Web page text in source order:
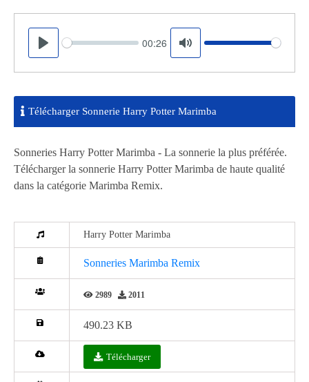
Play
Seek 00:26
Mute
Volume
Télécharger Sonnerie Harry Potter Marimba
Sonneries Harry Potter Marimba - La sonnerie la plus préférée.
Télécharger la sonnerie Harry Potter Marimba de haute qualité
dans la catégorie Marimba Remix.
Harry Potter Marimba
Sonneries Marimba Remix
2989 2011
490.23 KB
Télécharger